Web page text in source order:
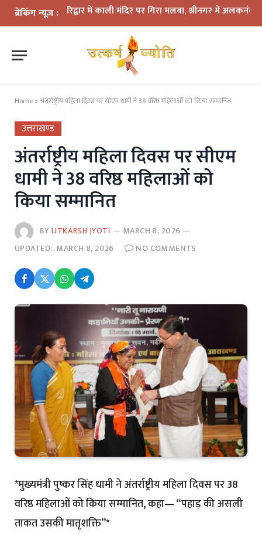
ब्रेकिंग न्यूज़ :में काली मंदिर पर गिरा मलबा, श्रीनगर में अलकनंदा का जलस्तर
Home » अंतर्राष्ट्रीय महिला दिवस पर सीएम धामी ने 38 वरिष्ठ महिलाओं को किया सम्मानित
उत्तराखण्ड
अंतर्राष्ट्रीय महिला दिवस पर सीएम
धामी ने 38 वरिष्ठ महिलाओं को
किया सम्मानित
BYUTKARSH JYOTI
MARCH 8, 2026
UPDATED: MARCH 8, 2026 NO COMMENTS
*मुख्यमंत्री पुष्कर सिंह धामी ने अंतर्राष्ट्रीय महिला दिवस पर 38
वरिष्ठ महिलाओं को किया सम्मानित, कहा— “पहाड़ की असली
ताकत उसकी मातृशक्ति”*